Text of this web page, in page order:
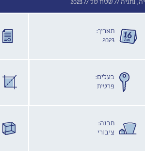
נתניה // שטח טל //2023
תאריך:
2023
בעלים:
פרטית
מבנה:
ציבורי